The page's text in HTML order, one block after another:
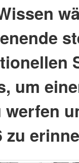
um
zu